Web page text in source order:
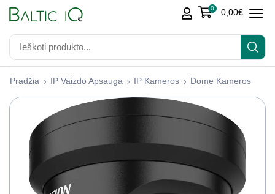
0 0,00€
Pradžia IP Vaizdo Apsauga IP Kameros Dome Kameros